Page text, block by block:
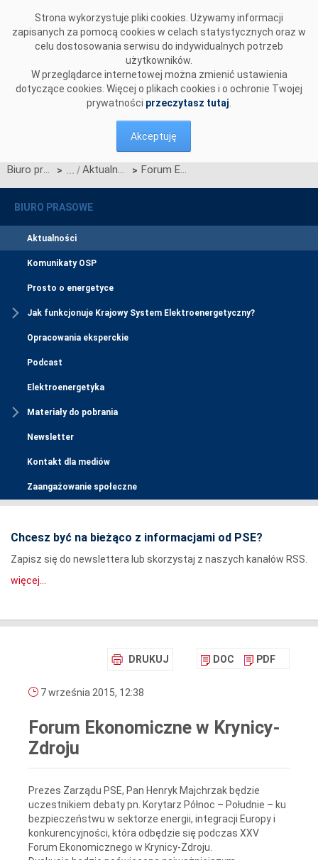
Strona wykorzystuje pliki cookies. Używamy informacji
zapisanych za pomocą cookies w celach statystycznych oraz w
celu dostosowania serwisu do indywidualnych potrzeb
użytkowników.
W przeglądarce internetowej można zmienić ustawienia
dotyczące cookies. Więcej o plikach cookies i o ochronie Twojej
prywatności przeczytasz tutaj
Akceptuję
Biuro prasowe > Aktualności > Forum Ekonomiczne w Krynicy-Zdroju
BIURO PRASOWE
Aktualności
Komunikaty OSP
Prosto o energetyce
Jak funkcjonuje Krajowy System Elektroenergetyczny?
Opracowania eksperckie
Podcast
Elektroenergetyka
Materiały do pobrania
Newsletter
Kontakt dla mediów
Zaangażowanie społeczne
Chcesz być na bieżąco z informacjami od PSE?
Zapisz się do newslettera lub skorzystaj z naszych kanałów RSS.
więcej...
DRUKUJ DOC PDF
7 września 2015, 12:38
Forum Ekonomiczne w Krynicy-
Zdroju
Prezes Zarządu PSE, Pan Henryk Majchrzak będzie
uczestnikiem debaty pn. Korytarz Północ – Południe – ku
bezpieczeństwu w sektorze energii, integracji Europy i
konkurencyjności, która odbędzie się podczas XXV
Forum Ekonomicznego w Krynicy-Zdroju.